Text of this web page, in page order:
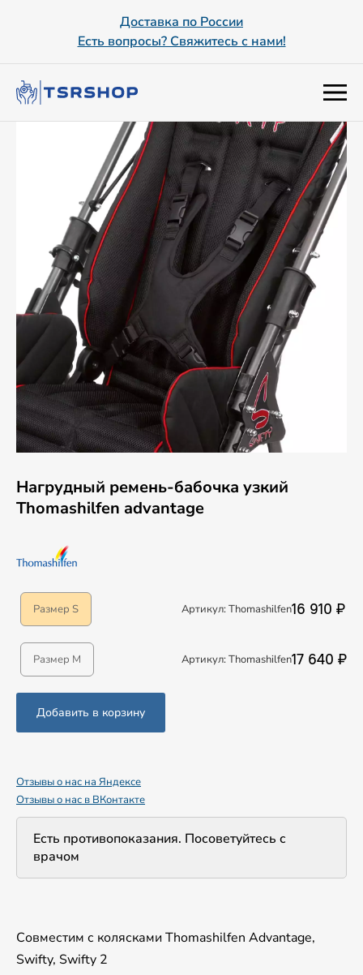
Доставка по России
Есть вопросы? Свяжитесь с нами!
Нагрудный ремень-бабочка узкий
Thomashilfen advantage
Размер S Артикул: Thomashilfen16 910 ₽
Размер M Артикул: Thomashilfen17 640 ₽
Добавить в корзину
Отзывы о нас на Яндексе
Отзывы о нас в ВКонтакте
Есть противопоказания. Посоветуйтесь с
врачом
Совместим с колясками Thomashilfen Advantage,
Swifty, Swifty 2